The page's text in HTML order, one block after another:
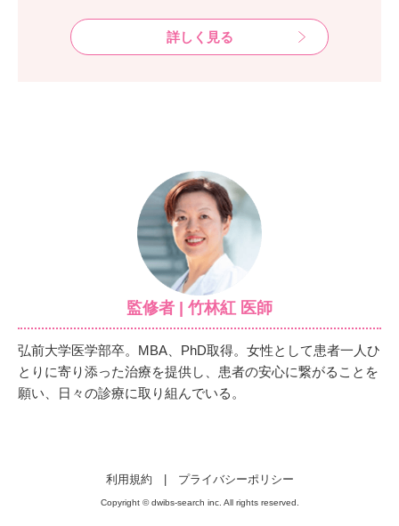
詳しく見る
監修者 | 竹林紅 医師
弘前大学医学部卒。MBA、PhD取得。女性として患者一人ひ
とりに寄り添った治療を提供し、患者の安心に繋がることを
願い、日々の診療に取り組んでいる。
利用規約 プライバシーポリシー
Copyright © dwibs-search inc. All rights reserved.